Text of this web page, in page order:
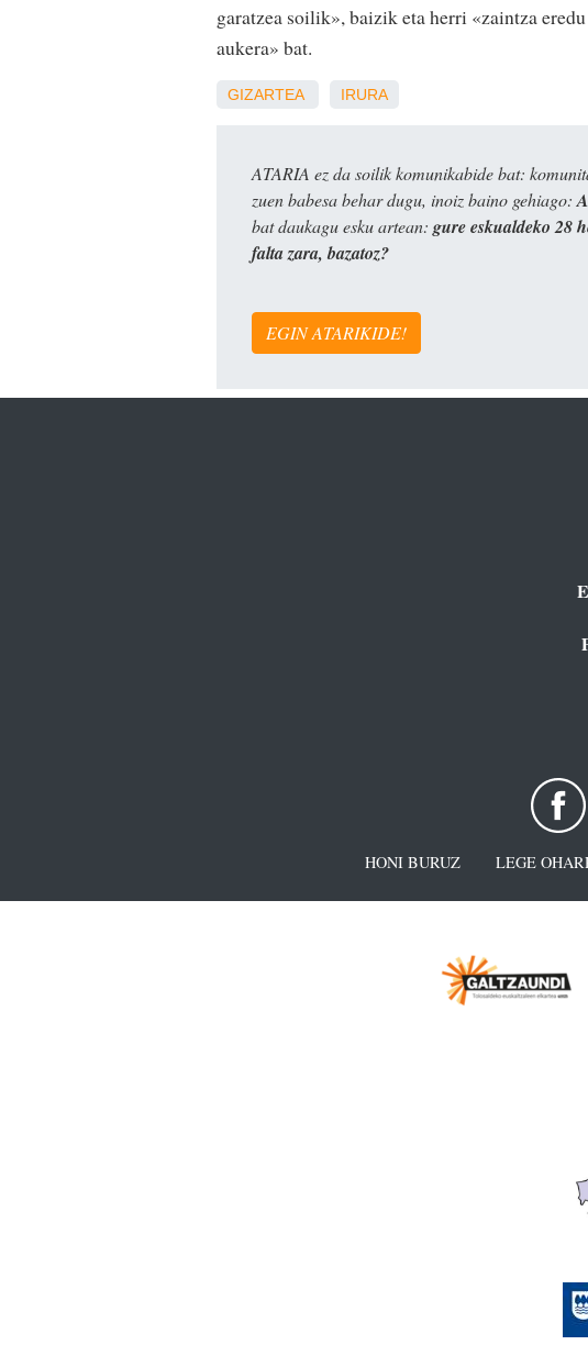
garatzea soilik», baizik eta herri «zaintza
aukera» bat.
GIZARTEA IRURA
ATARIA ez da soilik komunikabide bat:
zuen babesa behar dugu, inoiz baino gehiago:
bat daukagu esku artean: gure eskualdeko 28
falta zara, bazatoz?
EGIN ATARIKIDE!
HONI BURUZ LEGE